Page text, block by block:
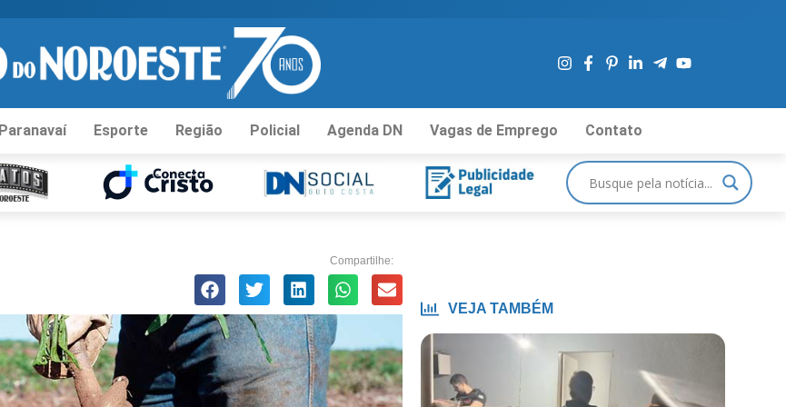
Paranavaí Esporte Região Policial Agenda DN Vagas de Emprego Contato
Compartilhe:
VEJA TAMBÉM